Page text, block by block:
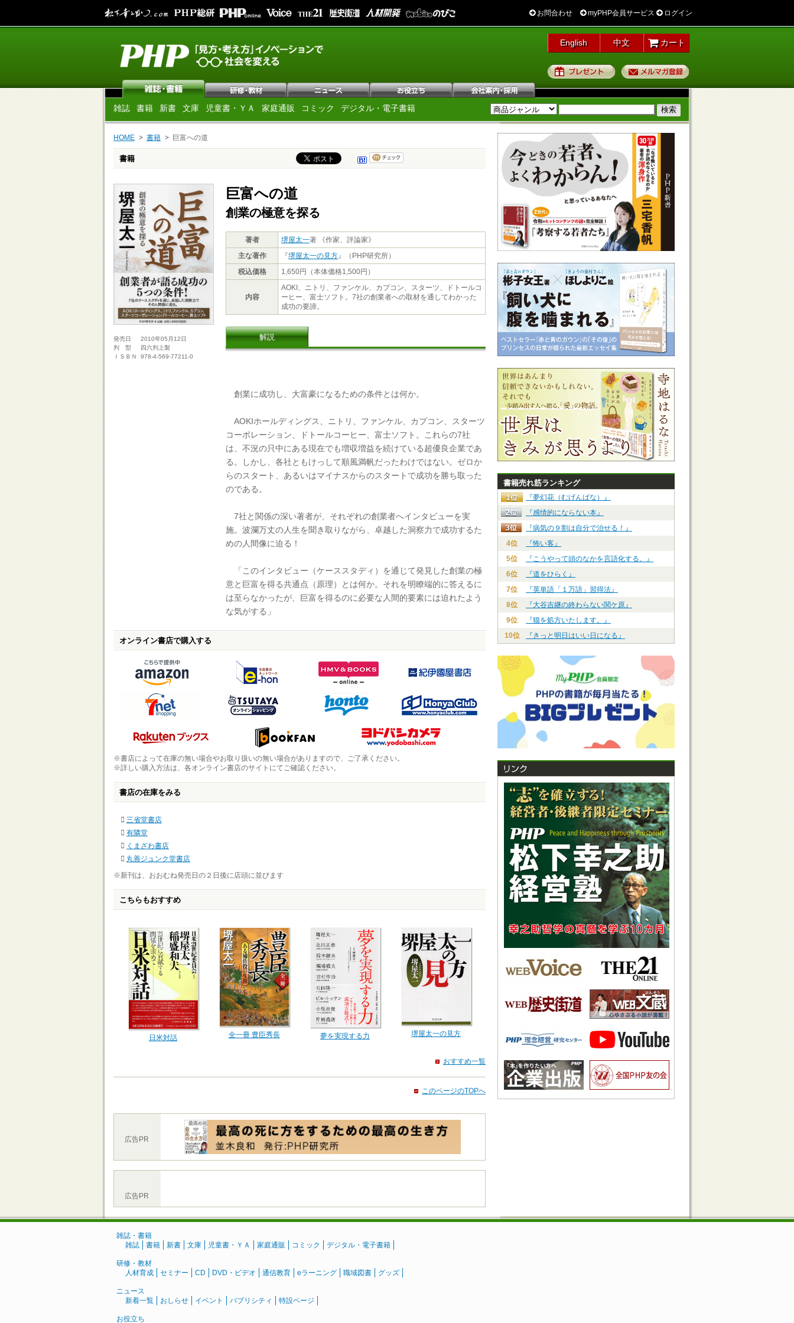
お問合わせ myPHP会員サービス ログイン
English 中文 カート
プレゼント
雑誌 書籍 新書 文庫 児童書・ＹＡ 家庭通販 コミック デジタル・電子書籍
HOME 書籍 巨富への道
書籍
発売日
2010年05月12日
判 型
四六判上製
ＩＳＢＮ
978-4-569-77211-0
巨富への道
創業の極意を探る
著者 堺屋太一著 《作家、評論家》
主な著作
『堺屋太一の見方』（PHP研究所）
税込価格
1,650円（本体価格1,500円）
内容
AOKI、ニトリ、ファンケル、カプコン、スターツ、ドトールコ
ーヒー、富士ソフト。7社の創業者への取材を通してわかった
成功の要諦。
解説
創業に成功し、大富豪になるための条件とは何か。
AOKIホールディングス、ニトリ、ファンケル、カプコン、スターツ
コーポレーション、ドトールコーヒー、富士ソフト。これらの7社
は、不況の只中にある現在でも増収増益を続けている超優良企業であ
る。しかし、各社ともけっして順風満帆だったわけではない。ゼロか
らのスタート、あるいはマイナスからのスタートで成功を勝ち取った
のである。
7社と関係の深い著者が、それぞれの創業者へインタビューを実
施。波瀾万丈の人生を聞き取りながら、卓越した洞察力で成功するた
めの人間像に迫る！
「このインタビュー（ケーススタディ）を通じて発見した創業の極
意と巨富を得る共通点（原理）とは何か。それを明瞭端的に答えるに
は至らなかったが、巨富を得るのに必要な人間的要素には迫れたよう
な気がする」
オンライン書店で購入する
※書店によって在庫の無い場合やお取り扱いの無い場合がありますので、ご了承ください。
※詳しい購入方法は、各オンライン書店のサイトにてご確認ください。
書店の在庫をみる
三省堂書店
有隣堂
くまざわ書店
丸善ジュンク堂書店
※新刊は、おおむね発売日の２日後に店頭に並びます
こちらもおすすめ
日米対話 全一冊 豊臣秀長 夢を実現する力 堺屋太一の見方
おすすめ一覧
このページのTOPへ
広告PR
広告PR
書籍売れ筋ランキング
『夢幻花（むげんばな）』
『感情的にならない本』
『病気の９割は自分で治せる！』
4位
『怖い客』
5位
『こうやって頭のなかを言語化する。』
6位
『道をひらく』
7位
『英単語「１万語」習得法』
8位
『大谷吉継の終わらない関ケ原』
9位
『猫を処方いたします。』
10位
『きっと明日はいい日になる』
雑誌・書籍
雑誌
書籍 新書 文庫 児童書・ＹＡ 家庭通販 コミック デジタル・電子書籍
研修・教材
人材育成
セミナー CD DVD・ビデオ 通信教育 eラーニング 職域図書 グッズ
ニュース
新着一覧
おしらせ イベント パブリシティ 特設ページ
お役立ち